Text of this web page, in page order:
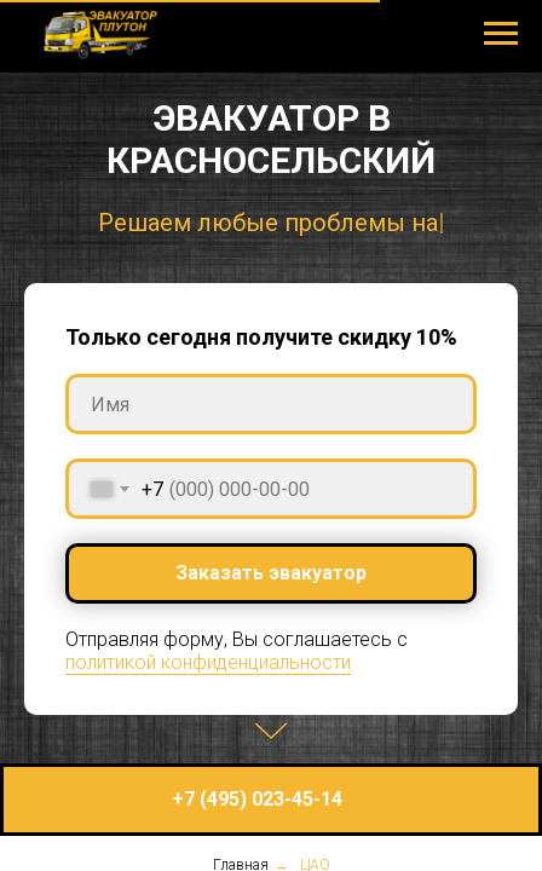
ЭВАКУАТОР В
КРАСНОСЕЛЬСКИЙ
Р|
Только сегодня получите скидку 10%
+7
Заказать эвакуатор
Отправляя форму, Вы соглашаетесь с
политикой конфиденциальности
+7 (495) 023-45-14
Главная → ЦАО